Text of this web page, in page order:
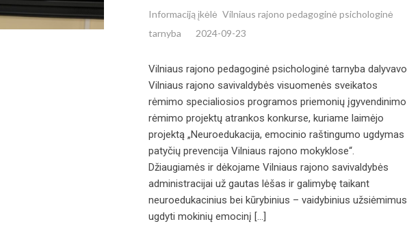
Informaciją įkėlė Vilniaus rajono pedagoginė psichologinė
tarnyba
2024-09-23
Vilniaus rajono pedagoginė psichologinė tarnyba dalyvavo
Vilniaus rajono savivaldybės visuomenės sveikatos
rėmimo specialiosios programos priemonių įgyvendinimo
rėmimo projektų atrankos konkurse, kuriame laimėjo
projektą „Neuroedukacija, emocinio raštingumo ugdymas
patyčių prevencija Vilniaus rajono mokyklose“.
Džiaugiamės ir dėkojame Vilniaus rajono savivaldybės
administracijai už gautas lėšas ir galimybę taikant
neuroedukacinius bei kūrybinius – vaidybinius užsiėmimus
ugdyti mokinių emocinį […]